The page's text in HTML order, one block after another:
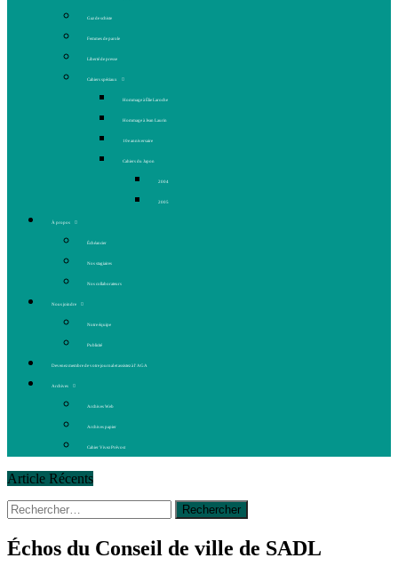
Gaz de schiste
Femmes de parole
Liberté de presse
Cahiers spéciaux
Hommage à Élie Laroche
Hommage à Jean Laurin
10e anniversaire
Cahiers du Japon
2004
2005
À propos
Échéancier
Nos stagiaires
Nos collaborateurs
Nous joindre
Notre équipe
Publicité
Devenez membre de votre journal et assistez à l’AGA
Archives
Archives Web
Archives papier
Cahier Vivez Prévost
Article Récents
14 octobre 2015
La course de boîtes à savon du club
Le rendez-vous des bolides
30 juin 2015 | Fantaisie et créativité en mode jeunesse
Rechercher :
Échos du Conseil de ville de SADL